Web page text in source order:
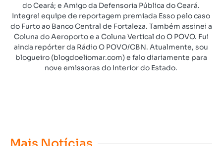
do Ceará; e Amigo da Defensoria Pública do Ceará.
Integrei equipe de reportagem premiada Esso pelo caso
do Furto ao Banco Central de Fortaleza. Também assinei a
Coluna do Aeroporto e a Coluna Vertical do O POVO. Fui
ainda repórter da Rádio O POVO/CBN. Atualmente, sou
blogueiro (blogdoeliomar.com) e falo diariamente para
nove emissoras do Interior do Estado.